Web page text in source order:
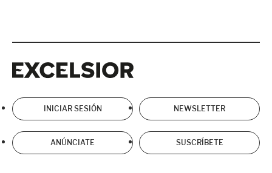
INICIAR SESIÓN NEWSLETTER
ANÚNCIATE SUSCRÍBETE